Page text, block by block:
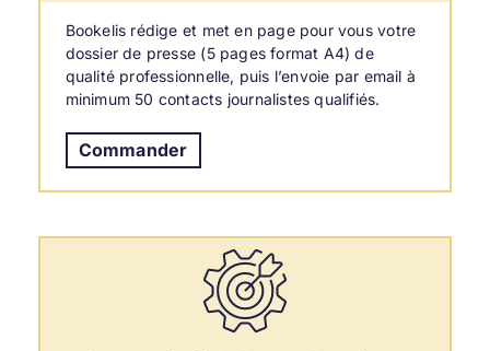
Bookelis rédige et met en page pour vous votre
dossier de presse (5 pages format A4) de
qualité professionnelle, puis l’envoie par email à
minimum 50 contacts journalistes qualifiés.
Commander